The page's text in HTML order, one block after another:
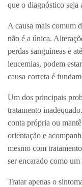
que o diagnóstico seja
A causa mais comum
não é a única.
perdas sanguíneas e
leucemias, podem
causa correta é
Um dos principais
tratamento
conta própria ou
orientação e
mesmo com
ser encarado como
Tratar apenas o